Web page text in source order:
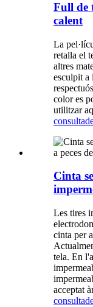
Full de
calent
La
retalla el
altres
esculpit a
color es
utilitzar
consulta
Cinta
Les tires
cinta per
tela. En
acceptat
consulta